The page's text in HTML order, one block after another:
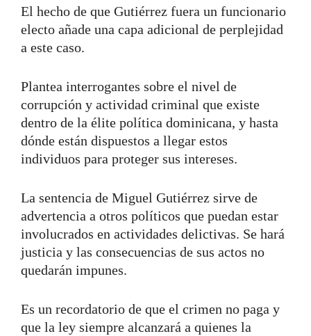
El hecho de que Gutiérrez fuera un funcionario
electo añade una capa adicional de perplejidad
a este caso.
Plantea interrogantes sobre el nivel de
corrupción y actividad criminal que existe
dentro de la élite política dominicana, y hasta
dónde están dispuestos a llegar estos
individuos para proteger sus intereses.
La sentencia de Miguel Gutiérrez sirve de
advertencia a otros políticos que puedan estar
involucrados en actividades delictivas. Se hará
justicia y las consecuencias de sus actos no
quedarán impunes.
Es un recordatorio de que el crimen no paga y
que la ley siempre alcanzará a quienes la